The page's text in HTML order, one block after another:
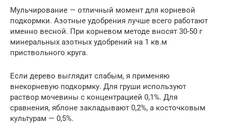
Мульчирование — отличный момент для корневой
подкормки. Азотные удобрения лучше всего работают
именно весной. При корневом методе вносят 30-50 г
минеральных азотных удобрений на 1 кв.м
приствольного круга.
Если дерево выглядит слабым, я применяю
внекорневую подкормку. Для груши используют
раствор мочевины с концентрацией 0,1%. Для
сравнения, яблоне закладывают 0,2%, а косточковым
культурам — 0,5%.